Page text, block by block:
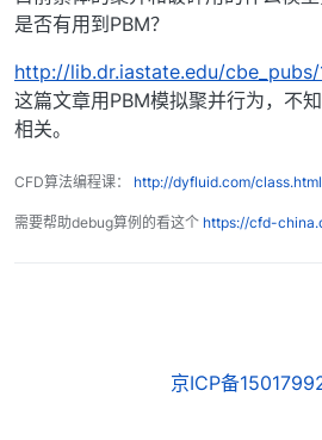
是否有用到PBM？
http://lib.dr.iastate.edu/cbe_pubs/
这篇文章用PBM模拟聚并行为，不
相关。
CFD算法编程课： http://dyfluid.com/class.html
需要帮助debug算例的看这个 https://cfd-
京ICP备